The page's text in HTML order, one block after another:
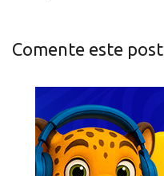
Comente este post